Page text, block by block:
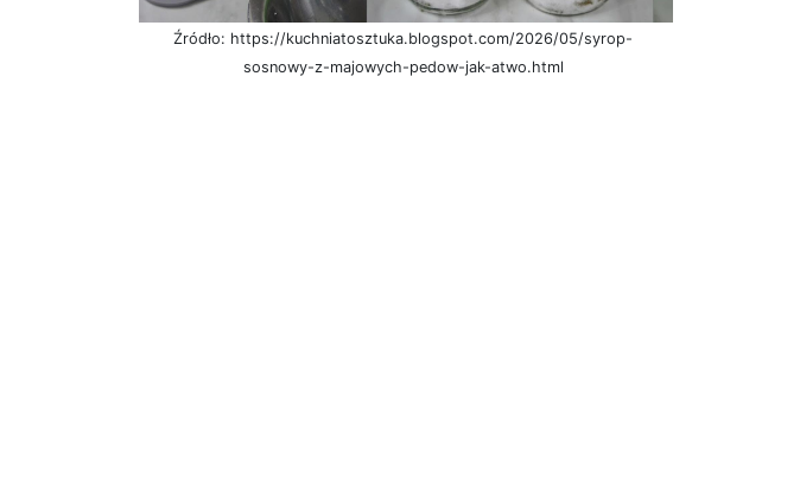
Źródło: https://kuchniatosztuka.blogspot.com/2026/05/syrop-
sosnowy-z-majowych-pedow-jak-atwo.html